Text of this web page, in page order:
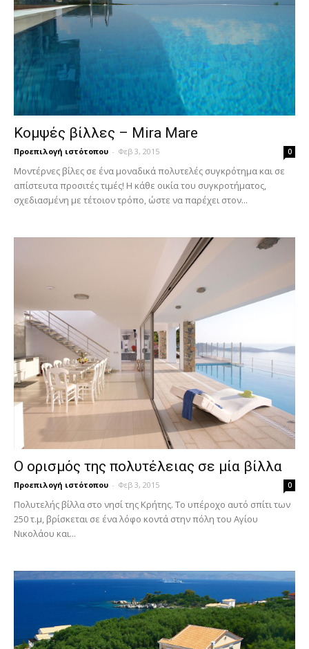
Κομψές βίλλες – Mira Mare
Προεπιλογή ιστότοπου - Φεβ 3, 2015 0
Μοντέρνες βίλες σε ένα μοναδικά πολυτελές συγκρότημα και σε
απίστευτα προσιτές τιμές! Η κάθε οικία του συγκροτήματος,
σχεδιασμένη με τέτοιον τρόπο, ώστε να παρέχει στον...
Ο ορισμός της πολυτέλειας σε μία βίλλα
Προεπιλογή ιστότοπου - Φεβ 3, 2015 0
Πολυτελής βίλλα στο νησί της Κρήτης. Το υπέροχο αυτό σπίτι των
250 τ.μ, βρίσκεται σε ένα λόφο κοντά στην πόλη του Αγίου
Νικολάου και...